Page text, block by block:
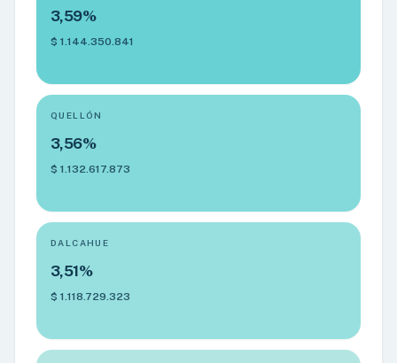
3,59%
$ 1.144.350.841
QUELLÓN
3,56%
$ 1.132.617.873
DALCAHUE
3,51%
$ 1.118.729.323